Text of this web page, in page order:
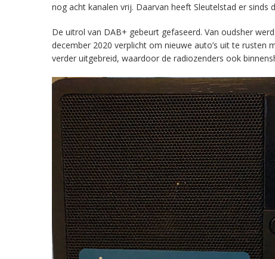
nog acht kanalen vrij. Daarvan heeft Sleutelstad er sinds
De uitrol van DAB+ gebeurt gefaseerd. Van oudsher
december 2020 verplicht om nieuwe auto’s uit te
verder uitgebreid, waardoor de radiozenders ook